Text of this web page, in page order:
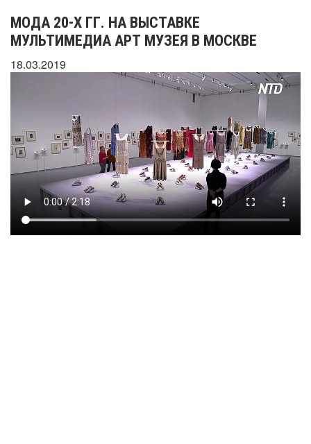
МОДА 20-Х ГГ. НА ВЫСТАВКЕ
МУЛЬТИМЕДИА АРТ МУЗЕЯ В МОСКВЕ
18.03.2019